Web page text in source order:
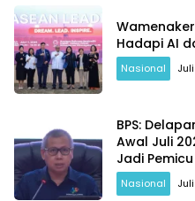
Hadapi AI
Nasional
BPS:
Awal Juli
Jadi Pemicu
Nasional